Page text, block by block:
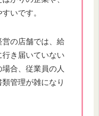
いです。
の店舗では、給
き届いていない
合、従業員の人
管理が雑になり